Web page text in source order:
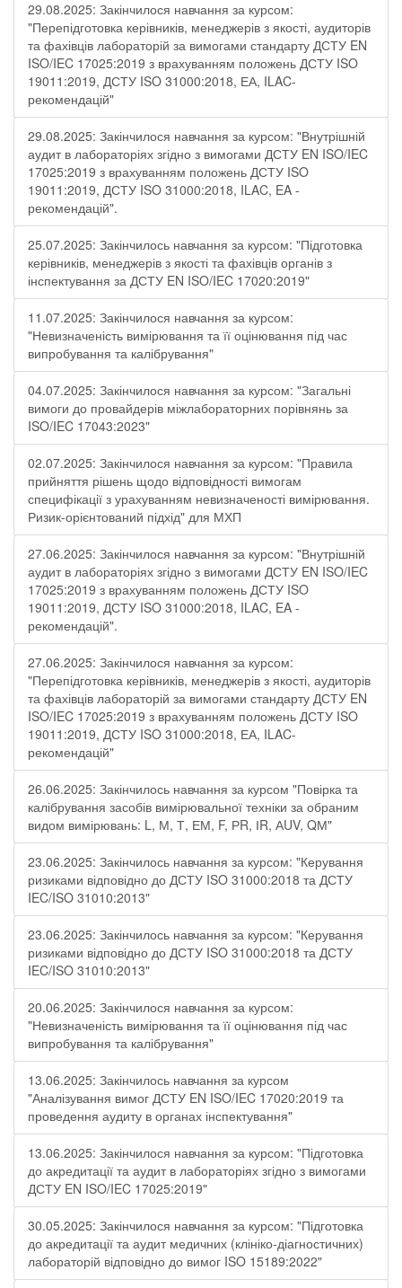
29.08.2025: Закінчилося навчання за курсом:
"Перепідготовка керівників, менеджерів з якості, аудиторів
та фахівців лабораторій за вимогами стандарту ДСТУ EN
ISO/IEC 17025:2019 з врахуванням положень ДСТУ ISO
19011:2019, ДСТУ ISO 31000:2018, ЕА, ILAC-
рекомендацій"
29.08.2025: Закінчилося навчання за курсом: "Внутрішній
аудит в лабораторіях згідно з вимогами ДСТУ EN ISO/IEC
17025:2019 з врахуванням положень ДСТУ ISO
19011:2019, ДСТУ ISO 31000:2018, ILAC, EA -
рекомендацій".
25.07.2025: Закінчилось навчання за курсом: "Підготовка
керівників, менеджерів з якості та фахівців органів з
інспектування за ДСТУ EN ISO/IEC 17020:2019"
11.07.2025: Закінчилося навчання за курсом:
"Невизначеність вимірювання та її оцінювання під час
випробування та калібрування"
04.07.2025: Закінчилося навчання за курсом: "Загальні
вимоги до провайдерів міжлабораторних порівнянь за
ISO/IEC 17043:2023"
02.07.2025: Закінчилося навчання за курсом: "Правила
прийняття рішень щодо відповідності вимогам
специфікації з урахуванням невизначеності вимірювання.
Ризик-орієнтований підхід" для МХП
27.06.2025: Закінчилося навчання за курсом: "Внутрішній
аудит в лабораторіях згідно з вимогами ДСТУ EN ISO/IEC
17025:2019 з врахуванням положень ДСТУ ISO
19011:2019, ДСТУ ISO 31000:2018, ILAC, EA -
рекомендацій".
27.06.2025: Закінчилося навчання за курсом:
"Перепідготовка керівників, менеджерів з якості, аудиторів
та фахівців лабораторій за вимогами стандарту ДСТУ EN
ISO/IEC 17025:2019 з врахуванням положень ДСТУ ISO
19011:2019, ДСТУ ISO 31000:2018, ЕА, ILAC-
рекомендацій"
26.06.2025: Закінчилось навчання за курсом "Повірка та
калібрування засобів вимірювальної техніки за обраним
видом вимірювань: L, М, Т, ЕМ, F, РR, ІR, АUV, QМ"
23.06.2025: Закінчилось навчання за курсом: "Керування
ризиками відповідно до ДСТУ ISO 31000:2018 та ДСТУ
IEC/ISO 31010:2013"
23.06.2025: Закінчилось навчання за курсом: "Керування
ризиками відповідно до ДСТУ ISO 31000:2018 та ДСТУ
IEC/ISO 31010:2013"
20.06.2025: Закінчилося навчання за курсом:
"Невизначеність вимірювання та її оцінювання під час
випробування та калібрування"
13.06.2025: Закінчилось навчання за курсом
"Аналізування вимог ДСТУ EN ISO/IEC 17020:2019 та
проведення аудиту в органах інспектування"
13.06.2025: Закінчилося навчання за курсом: "Підготовка
до акредитації та аудит в лабораторіях згідно з вимогами
ДСТУ EN ISO/IEC 17025:2019"
30.05.2025: Закінчилося навчання за курсом: "Підготовка
до акредитації та аудит медичних (клініко-діагностичних)
лабораторій відповідно до вимог ISO 15189:2022"